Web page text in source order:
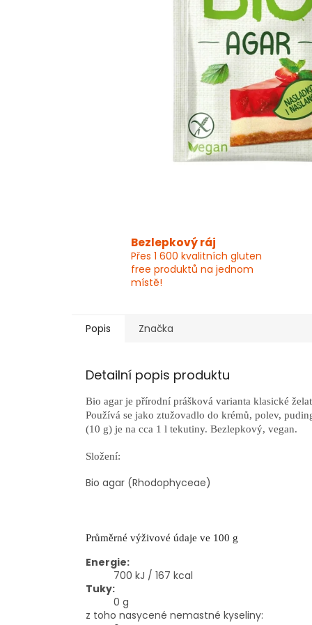
Bezlepkový ráj
Přes 1 600 kvalitních gluten
free produktů na jednom
místě!
Popis Značka
Detailní popis produktu
Bio agar je přírodní prášková varianta klasické
Používá se jako ztužovadlo do krémů, polev,
(10 g) je na cca 1 l tekutiny. Bezlepkový, vegan.
Složení:
Bio agar (Rhodophyceae)
Průměrné výživové údaje ve 100 g
Energie:
700 kJ / 167 kcal
Tuky:
0 g
z toho nasycené nemastné kyseliny: